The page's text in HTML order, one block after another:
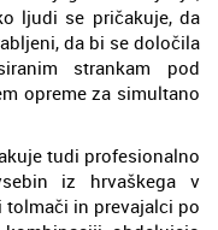
ljudi se pričakuje, da
da bi se določila
strankam pod
opreme za simultano
tudi profesionalno
iz hrvaškega v
tolmači in prevajalci po